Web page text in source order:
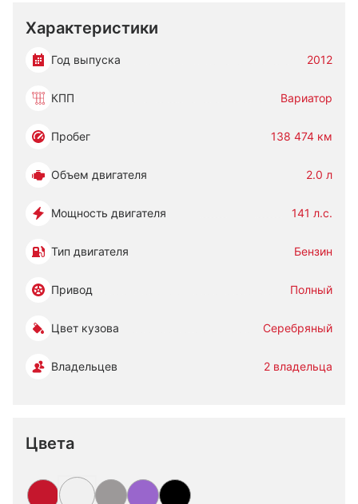
Характеристики
Год выпуска 2012
КПП Вариатор
Пробег 138 474 км
Объем двигателя 2.0 л
Мощность двигателя 141 л.с.
Тип двигателя Бензин
Привод Полный
Цвет кузова Серебряный
Владельцев 2 владельца
Цвета